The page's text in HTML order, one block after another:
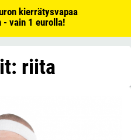
kierrätysvapaa
- vain 1 eurolla!
riita